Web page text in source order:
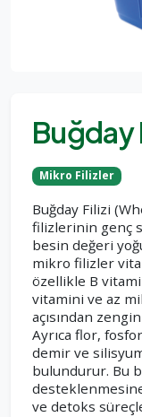
Buğday
Mikro Filizler
Buğday Filizi
filizlerinin genç
besin değeri
mikro filizler
özellikle B
vitamini ve az
açısından
Ayrıca flor,
demir ve
bulundurur. Bu
ve detoks